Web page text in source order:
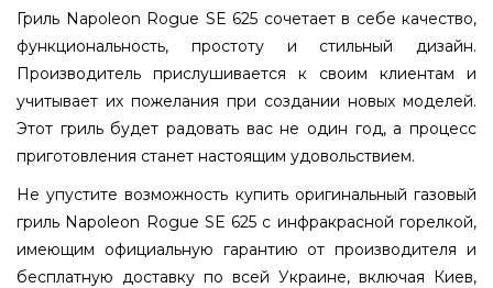
Гриль Napoleon Rogue SE 625 сочетает в себе качество,
функциональность, простоту и стильный дизайн.
Производитель прислушивается к своим клиентам и
учитывает их пожелания при создании новых моделей.
Этот гриль будет радовать вас не один год, а процесс
приготовления станет настоящим удовольствием.
Не упустите возможность купить оригинальный газовый
гриль Napoleon Rogue SE 625 с инфракрасной горелкой,
имеющим официальную гарантию от производителя и
бесплатную доставку по всей Украине, включая Киев,